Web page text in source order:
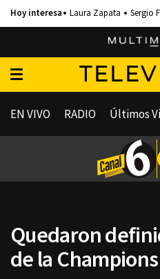
Laura Zapata Sergio
EN VIVO RADIO Últimos
Quedaron
de la